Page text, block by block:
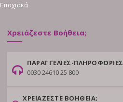
Εποχιακά
Χρειάζεστε Βοήθεια;
ΠΑΡΑΓΓΕΛΙΕΣ-ΠΛΗΡΟΦΟΡΙΕΣ
0030 24610 25 800
ΧΡΕΙΑΖΕΣΤΕ ΒΟΗΘΕΙΑ;